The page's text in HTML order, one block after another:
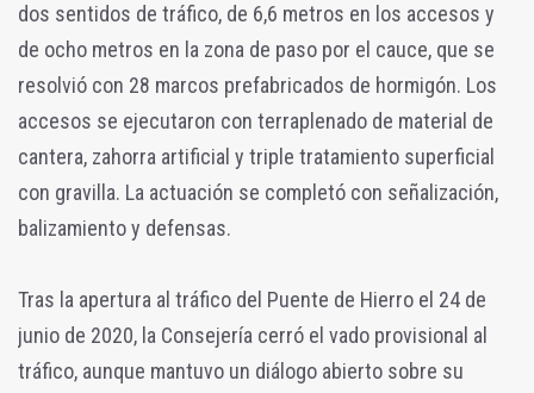
dos sentidos de tráfico, de 6,6 metros en los accesos y
de ocho metros en la zona de paso por el cauce, que se
resolvió con 28 marcos prefabricados de hormigón. Los
accesos se ejecutaron con terraplenado de material de
cantera, zahorra artificial y triple tratamiento superficial
con gravilla. La actuación se completó con señalización,
balizamiento y defensas.
Tras la apertura al tráfico del Puente de Hierro el 24 de
junio de 2020, la Consejería cerró el vado provisional al
tráfico, aunque mantuvo un diálogo abierto sobre su